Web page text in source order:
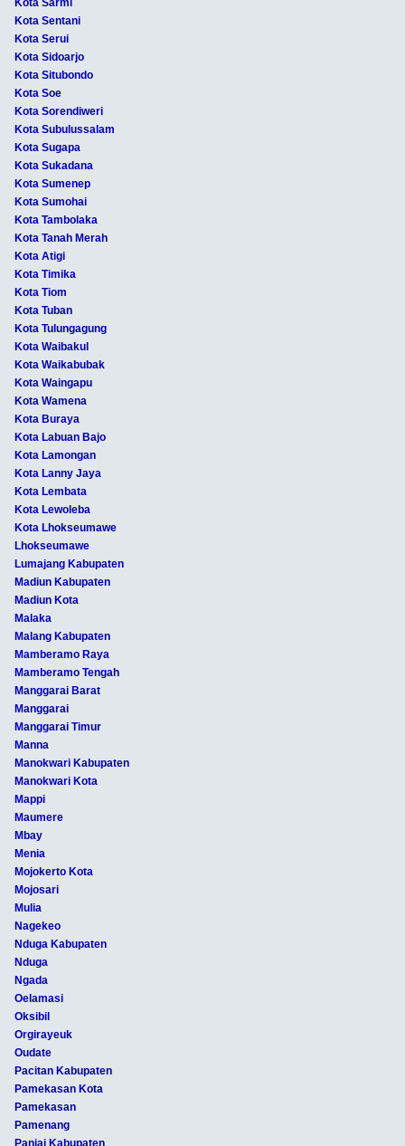
Kota Sentani
Kota Serui
Kota Sidoarjo
Kota Situbondo
Kota Soe
Kota Sorendiweri
Kota Subulussalam
Kota Sugapa
Kota Sukadana
Kota Sumenep
Kota Sumohai
Kota Tambolaka
Kota Tanah Merah
Kota Atigi
Kota Timika
Kota Tiom
Kota Tuban
Kota Tulungagung
Kota Waibakul
Kota Waikabubak
Kota Waingapu
Kota Wamena
Kota Buraya
Kota Labuan Bajo
Kota Lamongan
Kota Lanny Jaya
Kota Lembata
Kota Lewoleba
Kota Lhokseumawe
Lhokseumawe
Lumajang Kabupaten
Madiun Kabupaten
Madiun Kota
Malaka
Malang Kabupaten
Mamberamo Raya
Mamberamo Tengah
Manggarai Barat
Manggarai
Manggarai Timur
Manna
Manokwari Kabupaten
Manokwari Kota
Mappi
Maumere
Mbay
Menia
Mojokerto Kota
Mojosari
Mulia
Nagekeo
Nduga Kabupaten
Nduga
Ngada
Oelamasi
Oksibil
Orgirayeuk
Oudate
Pacitan Kabupaten
Pamekasan Kota
Pamekasan
Pamenang
Paniai Kabupaten